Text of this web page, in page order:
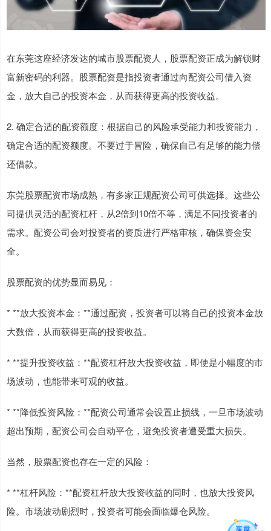
在东莞这座经济发达的城市股票配资人，股票配资正成为解锁财
富新密码的利器。股票配资是指投资者通过向配资公司借入资
金，放大自己的投资本金，从而获得更高的投资收益。
2. 确定合适的配资额度：根据自己的风险承受能力和投资能力，
确定合适的配资额度。不要过于冒险，确保自己有足够的能力偿
还借款。
东莞股票配资市场成熟，有多家正规配资公司可供选择。这些公
司提供灵活的配资杠杆，从2倍到10倍不等，满足不同投资者的
需求。配资公司会对投资者的资质进行严格审核，确保资金安
全。
股票配资的优势显而易见：
* **放大投资本金：**通过配资，投资者可以将自己的投资本金放
大数倍，从而获得更高的投资收益。
* **提升投资收益：**配资杠杆放大投资收益，即使是小幅度的市
场波动，也能带来可观的收益。
* **降低投资风险：**配资公司通常会设置止损线，一旦市场波动
超出预期，配资公司会自动平仓，避免投资者遭受重大损失。
当然，股票配资也存在一定的风险：
* **杠杆风险：**配资杠杆放大投资收益的同时，也放大投资风
险。市场波动剧烈时，投资者可能会面临爆仓风险。